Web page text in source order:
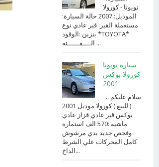
⁨تويوتا⁩ - ⁨كورولا⁩
الموديل: ⁨2007⁩ حالة السيارة:
⁨مستعملة⁩ القير: ⁨قير عادي⁩ نوع
الوقود: ⁨بنزين⁩ *TOYOTA*
الــــفــــــئه ...
سيارة تويوتا
كورولا بوكس
2001
سلام عليكم ...
( للبيع ) كورولا موديل 2001
بوكس قير عادي قزاز عادي
ماشيه :570 الف استماره
وفحص جديد بدي مرشوش
كامل المحركات علي الشرط
الداخ...